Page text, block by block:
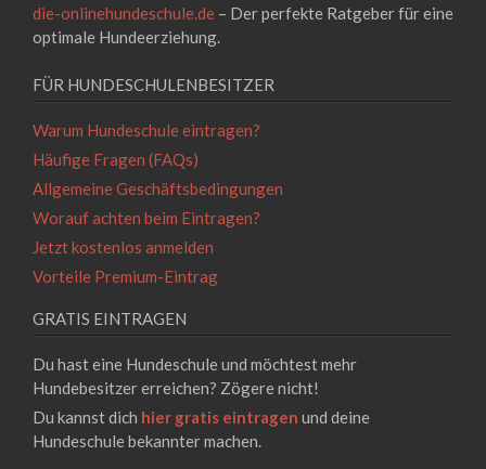
die-onlinehundeschule.de – Der perfekte Ratgeber für eine
optimale Hundeerziehung.
FÜR HUNDESCHULENBESITZER
Warum Hundeschule eintragen?
Häufige Fragen (FAQs)
Allgemeine Geschäftsbedingungen
Worauf achten beim Eintragen?
Jetzt kostenlos anmelden
Vorteile Premium-Eintrag
GRATIS EINTRAGEN
Du hast eine Hundeschule und möchtest mehr
Hundebesitzer erreichen? Zögere nicht!
Du kannst dich hier gratis eintragen und deine
Hundeschule bekannter machen.